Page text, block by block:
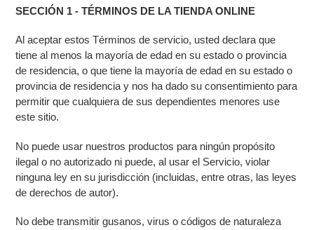
SECCIÓN 1 - TÉRMINOS DE LA TIENDA ONLINE
Al aceptar estos Términos de servicio, usted declara que
tiene al menos la mayoría de edad en su estado o provincia
de residencia, o que tiene la mayoría de edad en su estado o
provincia de residencia y nos ha dado su consentimiento para
permitir que cualquiera de sus dependientes menores use
este sitio.
No puede usar nuestros productos para ningún propósito
ilegal o no autorizado ni puede, al usar el Servicio, violar
ninguna ley en su jurisdicción (incluidas, entre otras, las leyes
de derechos de autor).
No debe transmitir gusanos, virus o códigos de naturaleza